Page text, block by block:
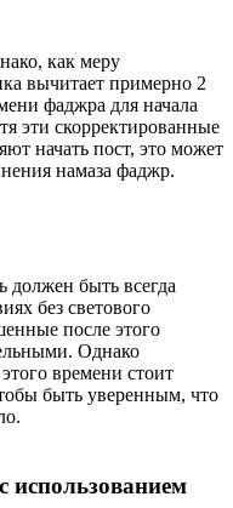
как меру
вычитает примерно 2
фаджра для начала
эти скорректированные
начать пост, это может
намаза фаджр.
должен быть всегда
без светового
после этого
Однако
времени стоит
быть уверенным, что
использованием